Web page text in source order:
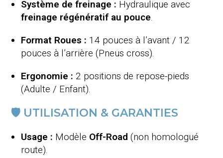
Système de freinage : Hydraulique avec
freinage régénératif au pouce.
Format Roues : 14 pouces à l’avant / 12
pouces à l’arrière (Pneus cross).
Ergonomie : 2 positions de repose-pieds
(Adulte / Enfant).
🛡️ UTILISATION & GARANTIES
Usage : Modèle Off-Road (non homologué
route).